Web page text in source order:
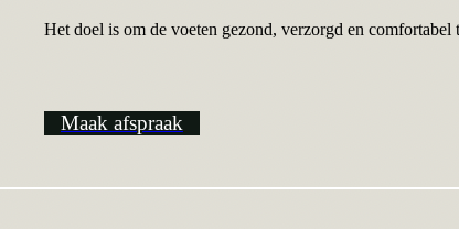
Het doel is om de voeten gezond, verzorgd en
Maak afspraak